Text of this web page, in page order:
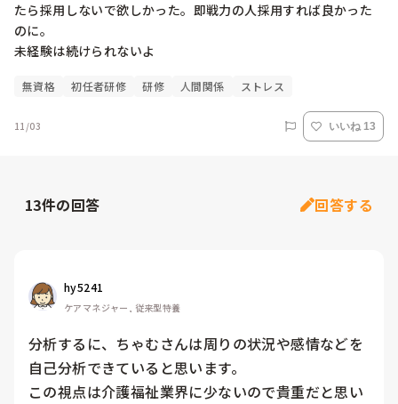
たら採用しないで欲しかった。即戦力の人採用すれば良かった
のに。
未経験は続けられないよ
無資格 初任者研修 研修 人間関係 ストレス
11/03 いいね 13
13件の回答 回答する
hy5241
ケアマネジャー, 従来型特養
分析するに、ちゃむさんは周りの状況や感情などを
自己分析できていると思います。
この視点は介護福祉業界に少ないので貴重だと思い